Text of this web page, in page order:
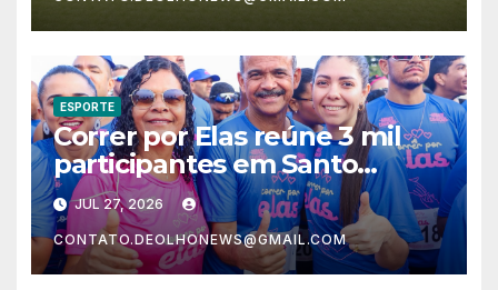
ESPORTE
Correr por Elas reúne 3 mil
participantes em Santo
Estêvão e arrecada 10
toneladas de alimentos
JUL 27, 2026
CONTATO.DEOLHONEWS@GMAIL.COM